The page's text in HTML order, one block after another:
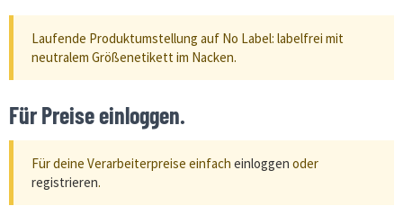
Laufende Produktumstellung auf No Label: labelfrei mit
neutralem Größenetikett im Nacken.
Für Preise einloggen.
Für deine Verarbeiterpreise einfach einloggen oder
registrieren.